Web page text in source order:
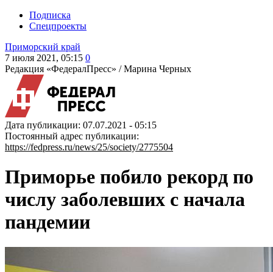
Подписка
Спецпроекты
Приморский край
7 июля 2021, 05:15 0
Редакция «ФедералПресс» /Марина Черных
Дата публикации: 07.07.2021 - 05:15
Постоянный адрес публикации:
https://fedpress.ru/news/25/society/2775504
Приморье побило рекорд по
числу заболевших с начала
пандемии